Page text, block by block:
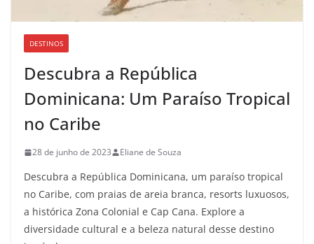
DESTINOS
Descubra a República
Dominicana: Um Paraíso Tropical
no Caribe
28 de junho de 2023 Eliane de Souza
Descubra a República Dominicana, um paraíso tropical
no Caribe, com praias de areia branca, resorts luxuosos,
a histórica Zona Colonial e Cap Cana. Explore a
diversidade cultural e a beleza natural desse destino